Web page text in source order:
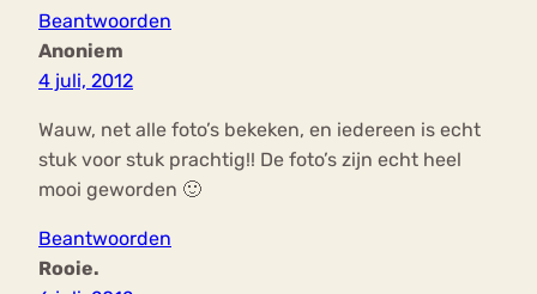
Beantwoorden
Anoniem
4 juli, 2012
Wauw, net alle foto’s bekeken, en iedereen is echt
stuk voor stuk prachtig!! De foto’s zijn echt heel
mooi geworden 🙂
Beantwoorden
Rooie.